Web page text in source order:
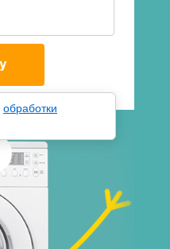
обработки